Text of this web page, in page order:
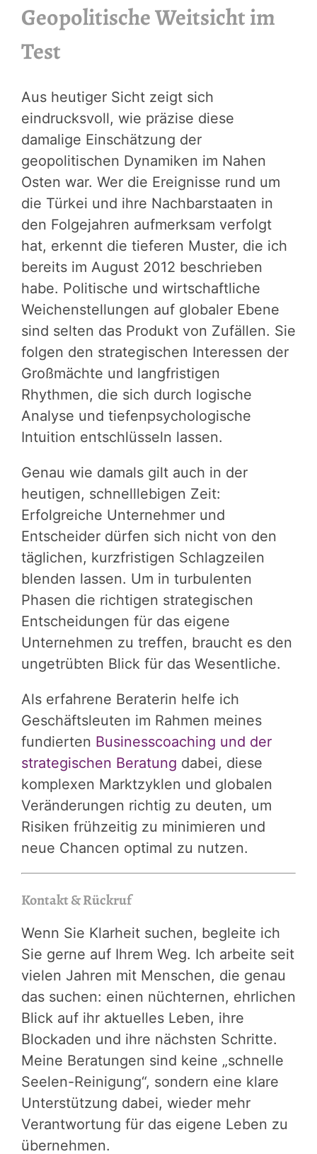
Geopolitische Weitsicht im
Test
Aus heutiger Sicht zeigt sich
eindrucksvoll, wie präzise diese
damalige Einschätzung der
geopolitischen Dynamiken im Nahen
Osten war. Wer die Ereignisse rund um
die Türkei und ihre Nachbarstaaten in
den Folgejahren aufmerksam verfolgt
hat, erkennt die tieferen Muster, die ich
bereits im August 2012 beschrieben
habe. Politische und wirtschaftliche
Weichenstellungen auf globaler Ebene
sind selten das Produkt von Zufällen. Sie
folgen den strategischen Interessen der
Großmächte und langfristigen
Rhythmen, die sich durch logische
Analyse und tiefenpsychologische
Intuition entschlüsseln lassen.
Genau wie damals gilt auch in der
heutigen, schnelllebigen Zeit:
Erfolgreiche Unternehmer und
Entscheider dürfen sich nicht von den
täglichen, kurzfristigen Schlagzeilen
blenden lassen. Um in turbulenten
Phasen die richtigen strategischen
Entscheidungen für das eigene
Unternehmen zu treffen, braucht es den
ungetrübten Blick für das Wesentliche.
Als erfahrene Beraterin helfe ich
Geschäftsleuten im Rahmen meines
fundierten Businesscoaching und der
strategischen Beratung dabei, diese
komplexen Marktzyklen und globalen
Veränderungen richtig zu deuten, um
Risiken frühzeitig zu minimieren und
neue Chancen optimal zu nutzen.
Kontakt & Rückruf
Wenn Sie Klarheit suchen, begleite ich
Sie gerne auf Ihrem Weg. Ich arbeite seit
vielen Jahren mit Menschen, die genau
das suchen: einen nüchternen, ehrlichen
Blick auf ihr aktuelles Leben, ihre
Blockaden und ihre nächsten Schritte.
Meine Beratungen sind keine „schnelle
Seelen-Reinigung“, sondern eine klare
Unterstützung dabei, wieder mehr
Verantwortung für das eigene Leben zu
übernehmen.